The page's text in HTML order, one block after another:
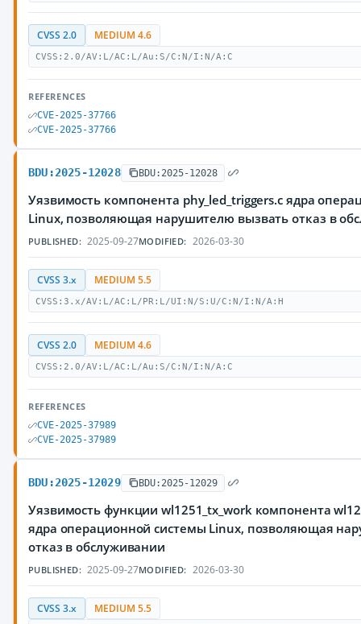
CVSS 2.0 MEDIUM 4.6
CVSS:2.0/AV:L/AC:L/Au:S/C:N/I:N/A:C
REFERENCES
CVE-2025-37766
CVE-2025-37766
BDU:2025-12028 BDU:2025-12028
Уязвимость компонента phy_led_triggers.c ядра
Linux, позволяющая нарушителю вызвать отказ в
PUBLISHED: 2025-09-27MODIFIED: 2026-03-30
CVSS 3.x MEDIUM 5.5
CVSS:3.x/AV:L/AC:L/PR:L/UI:N/S:U/C:N/I:N/A:H
CVSS 2.0 MEDIUM 4.6
CVSS:2.0/AV:L/AC:L/Au:S/C:N/I:N/A:C
REFERENCES
CVE-2025-37989
CVE-2025-37989
BDU:2025-12029 BDU:2025-12029
Уязвимость функции wl1251_tx_work компонента
ядра операционной системы Linux, позволяющая
отказ в обслуживании
PUBLISHED: 2025-09-27MODIFIED: 2026-03-30
CVSS 3.x MEDIUM 5.5